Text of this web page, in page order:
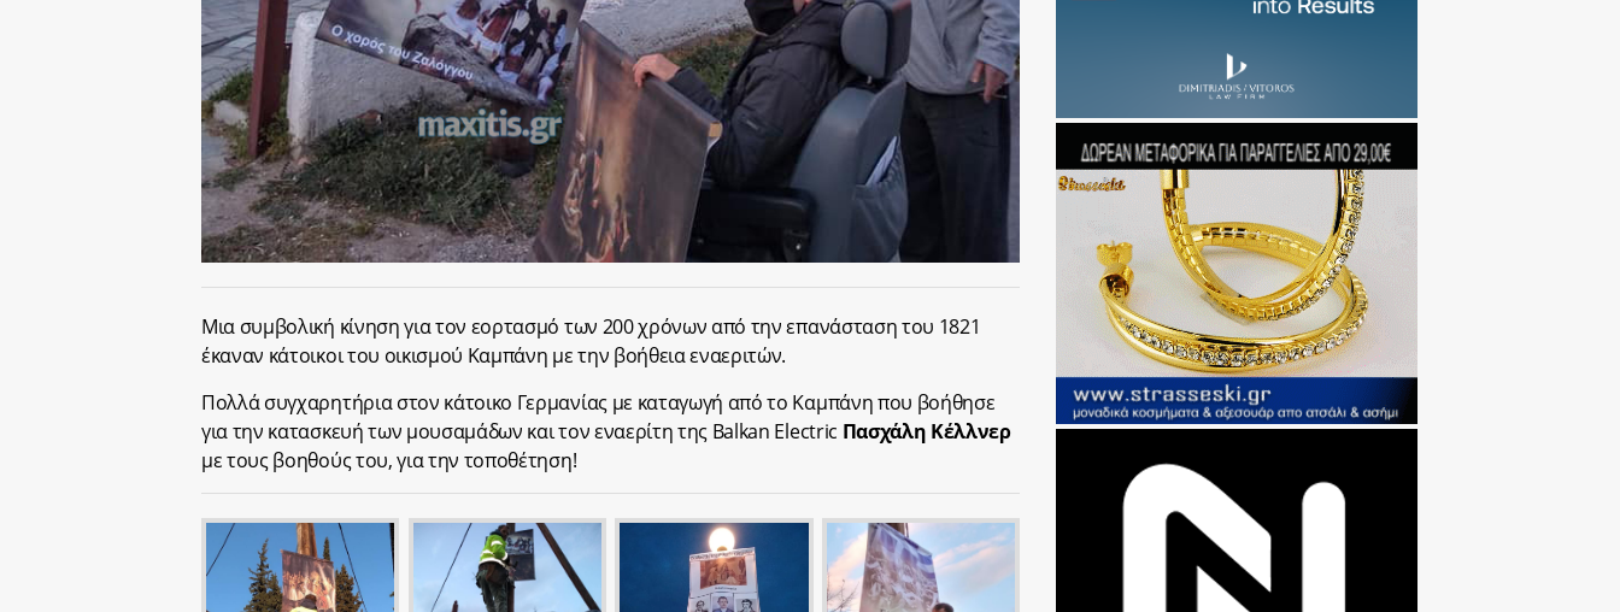
Μια συμβολική κίνηση για τον εορτασμό των 200 χρόνων από την επανάσταση του 1821
έκαναν κάτοικοι του οικισμού Καμπάνη με την βοήθεια εναεριτών.
Πολλά συγχαρητήρια στον κάτοικο Γερμανίας με καταγωγή από το Καμπάνη που βοήθησε
για την κατασκευή των μουσαμάδων και τον εναερίτη της Balkan Electric Πασχάλη Κέλλνερ
με τους βοηθούς του, για την τοποθέτηση!